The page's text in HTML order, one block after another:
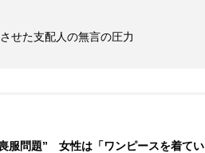
せた支配人の無言の圧力
服問題” 女性は「ワンピースを着てい